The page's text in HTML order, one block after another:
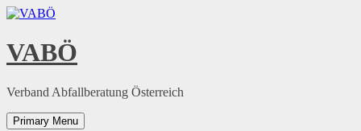
Skip
content
VABÖ
Verband Abfallberatung Österreich
Primary Menu